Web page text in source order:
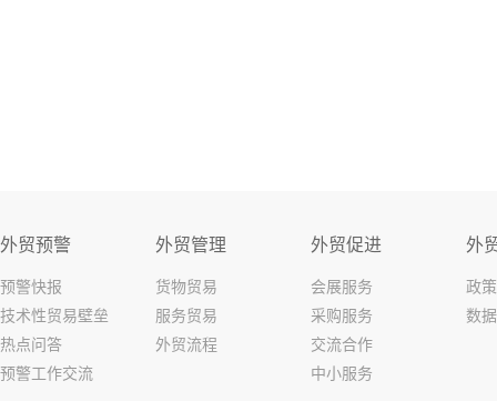
外贸预警
预警快报
技术性贸易壁垒
热点问答
预警工作交流
外贸管理
货物贸易
服务贸易
外贸流程
外贸促进
会展服务
采购服务
交流合作
中小服务
外
政
数